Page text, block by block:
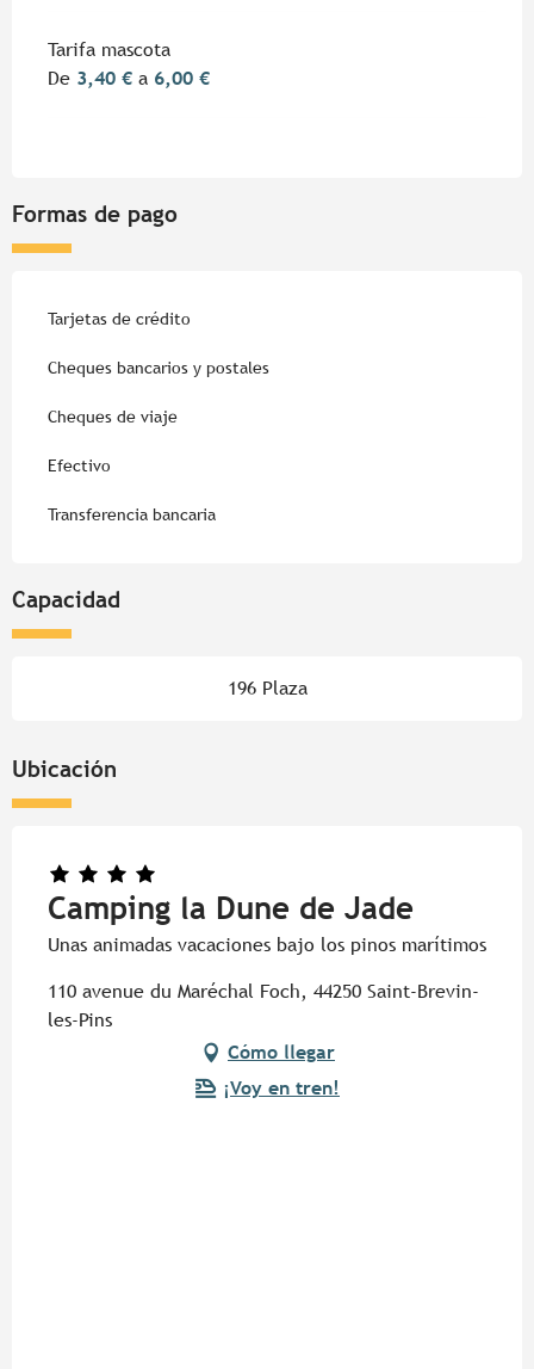
Tarifa mascota
De 3,40 € a 6,00 €
Formas de pago
Tarjetas de crédito
Cheques bancarios y postales
Cheques de viaje
Efectivo
Transferencia bancaria
Capacidad
196 Plaza
Ubicación
Camping la Dune de Jade
Unas animadas vacaciones bajo los pinos marítimos
110 avenue du Maréchal Foch, 44250 Saint-Brevin-
les-Pins
Cómo llegar
¡Voy en tren!